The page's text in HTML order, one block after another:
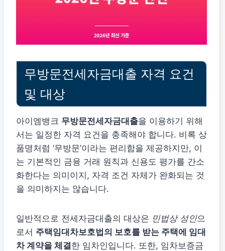
무방문전세자금대출 자격 요건
및 대상
아이엠뱅크 무방문전세자금대출을 이용하기 위해
서는 일정한 자격 요건을 충족해야 합니다. 비록 상
품명처럼 ‘무방문’이라는 편리함을 제공하지만, 이
는 기본적인 금융 거래 원칙과 신용도 평가를 간소
화한다는 의미이지, 자격 조건 자체가 완화되는 것
을 의미하지는 않습니다.
일반적으로 전세자금대출의 대상은 민법상 성인으
로서 주택임대차보호법의 보호를 받는 주택에 임대
차 계약을 체결한 임차인입니다. 또한, 임차보증금